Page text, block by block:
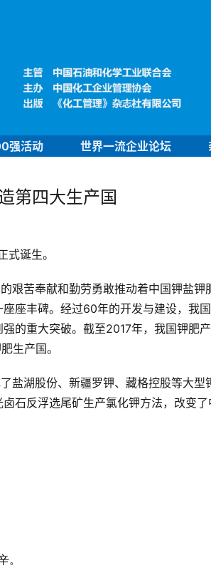
强活动 世界一流企业论坛
第四大生产国
诞生。
艰苦奉献和勤劳勇敢推动着中国钾盐钾
座丰碑。经过60年的开发与建设，我
的重大突破。截至2017年，我国钾肥
生产国。
盐湖股份、新疆罗钾、藏格控股等大型
石反浮选尾矿生产氯化钾方法，改变了